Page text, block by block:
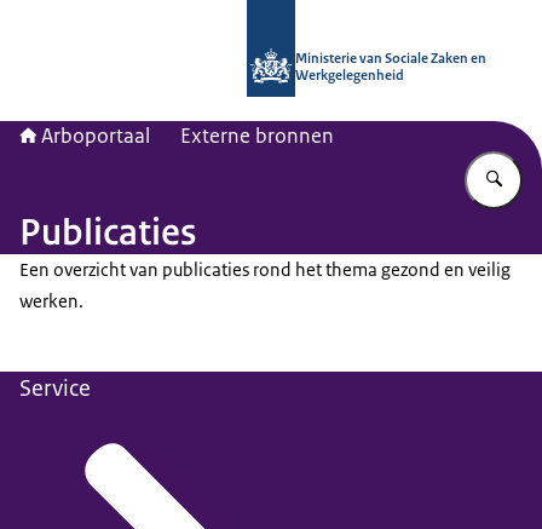
Ministerie van Sociale Zaken en
Werkgelegenheid
Arboportaal Externe bronnen
Publicaties
Een overzicht van publicaties rond het thema gezond en veilig
werken.
Service